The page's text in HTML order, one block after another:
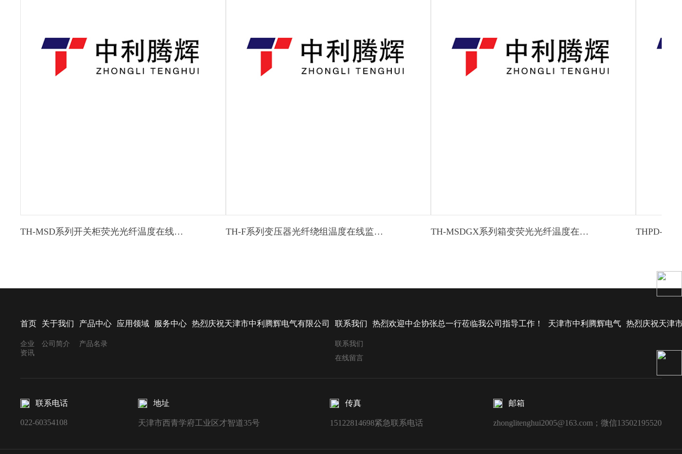
TH-MSD系列开关柜荧光光纤温度在线监测系统 TH-F系列变压器光纤绕组温度在线监测系统 TH-MSDGX系列箱变荧光光纤温度在线监测系统
首页
企业
资讯
关于我们
公司简介
产品中心
产品名录
应用领域 服务中心 热烈庆祝天津市中利腾辉电气有限公司 联系我们
联系我们
在线留言
热烈欢迎中企协张总一行莅临我公司指导工作！ 天津市中利腾辉电气 热烈庆祝天津
联系电话
022-60354108
地址
天津市西青学府工业区才智道35号
传真
15122814698紧急联系电话
邮箱
zhonglitenghui2005@163.com；微信13502195520